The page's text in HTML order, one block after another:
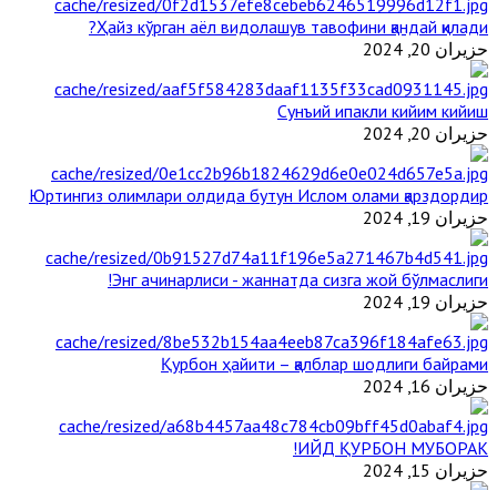
Ҳайз кўрган аёл видолашув тавофини қандай қилади?
حزيران 20, 2024
Сунъий ипакли кийим кийиш
حزيران 20, 2024
Юртингиз олимлари олдида бутун Ислом олами қарздордир
حزيران 19, 2024
Энг ачинарлиси - жаннатда сизга жой бўлмаслиги!
حزيران 19, 2024
Қурбон ҳайити – қалблар шодлиги байрами
حزيران 16, 2024
ИЙД ҚУРБОН МУБОРАК!
حزيران 15, 2024